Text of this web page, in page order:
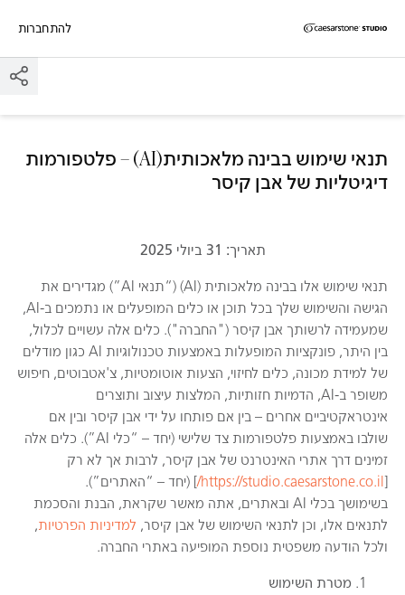
דילוג לתוכן המרכזי
להתחברות
Skip to Main Footer
תנאי שימוש בבינה מלאכותית(AI) – פלטפורמות
דיגיטליות של אבן קיסר
תאריך: 31 ביולי 2025
תנאי שימוש אלו בבינה מלאכותית (AI) (“תנאי AI”) מגדירים את
הגישה והשימוש שלך בכל תוכן או כלים המופעלים או נתמכים ב-AI,
שמעמידה לרשותך אבן קיסר ("החברה"). כלים אלה עשויים לכלול,
בין היתר, פונקציות המופעלות באמצעות טכנולוגיות AI כגון מודלים
של למידת מכונה, כלים לחיזוי, הצעות אוטומטיות, צ'אטבוטים, חיפוש
משופר ב-AI, הדמיות חזותיות, המלצות עיצוב ותוצרים
אינטראקטיביים אחרים – בין אם פותחו על ידי אבן קיסר ובין אם
שולבו באמצעות פלטפורמות צד שלישי (יחד – “כלי AI”). כלים אלה
זמינים דרך אתרי האינטרנט של אבן קיסר, לרבות אך לא רק
[
https://studio.caesarstone.co.il/ ] (יחד – “האתרים”).
בשימושך בכלי AI ובאתרים, אתה מאשר שקראת, הבנת והסכמת
לתנאים אלו, וכן לתנאי השימוש של אבן קיסר, למדיניות הפרטיות,
ולכל הודעה משפטית נוספת המופיעה באתרי החברה.
מטרת השימוש